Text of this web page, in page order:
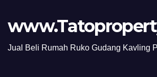
Jual Beli Rumah Ruko Gudang Kavling